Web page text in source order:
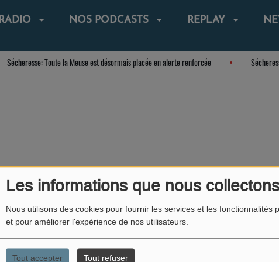
Les informations que nous collectons
Nous utilisons des cookies pour fournir les services et les fonctionnalités
et pour améliorer l'expérience de nos utilisateurs.
Tout accepter Tout refuser
RADIO NOS PODCASTS REPLAY
Sécheresse: Toute la Meuse est désormais placée en alerte renforcée